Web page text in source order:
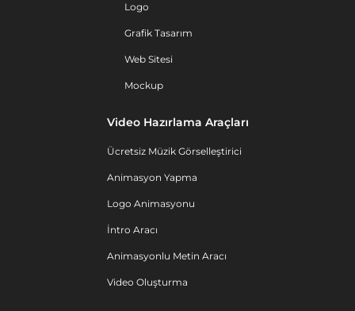
Logo
Grafik Tasarım
Web Sitesi
Mockup
Video Hazırlama Araçları
Ücretsiz Müzik Görselleştirici
Animasyon Yapma
Logo Animasyonu
İntro Aracı
Animasyonlu Metin Aracı
Video Oluşturma